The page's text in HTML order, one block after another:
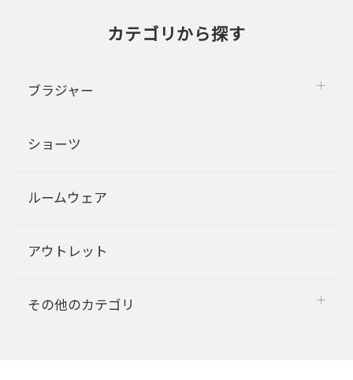
カテゴリから探す
ブラジャー
ショーツ
ルームウェア
アウトレット
その他のカテゴリ